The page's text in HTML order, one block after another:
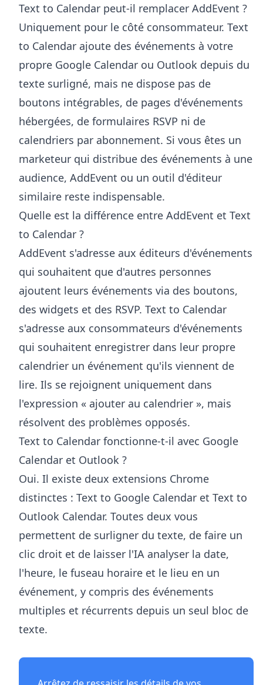
Text to Calendar peut-il remplacer AddEvent ?
Uniquement pour le côté consommateur. Text
to Calendar ajoute des événements à votre
propre Google Calendar ou Outlook depuis du
texte surligné, mais ne dispose pas de
boutons intégrables, de pages d'événements
hébergées, de formulaires RSVP ni de
calendriers par abonnement. Si vous êtes un
marketeur qui distribue des événements à une
audience, AddEvent ou un outil d'éditeur
similaire reste indispensable.
Quelle est la différence entre AddEvent et Text
to Calendar ?
AddEvent s'adresse aux éditeurs d'événements
qui souhaitent que d'autres personnes
ajoutent leurs événements via des boutons,
des widgets et des RSVP. Text to Calendar
s'adresse aux consommateurs d'événements
qui souhaitent enregistrer dans leur propre
calendrier un événement qu'ils viennent de
lire. Ils se rejoignent uniquement dans
l'expression « ajouter au calendrier », mais
résolvent des problèmes opposés.
Text to Calendar fonctionne-t-il avec Google
Calendar et Outlook ?
Oui. Il existe deux extensions Chrome
distinctes : Text to Google Calendar et Text to
Outlook Calendar. Toutes deux vous
permettent de surligner du texte, de faire un
clic droit et de laisser l'IA analyser la date,
l'heure, le fuseau horaire et le lieu en un
événement, y compris des événements
multiples et récurrents depuis un seul bloc de
texte.